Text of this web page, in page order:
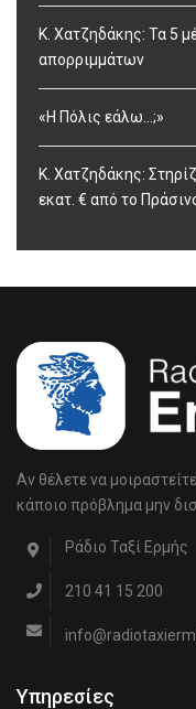
Κ. Χατζηδάκης: Τα 5
απορριμμάτων
«Η Πόλις εάλω…;»
Κ. Χατζηδάκης:
εκατ. € από το
Αν θέλετε να
κάποιο πρόβλημα μην
Ράδιο Ταξί Ερμής
210 41 15 200
Υπηρεσίες